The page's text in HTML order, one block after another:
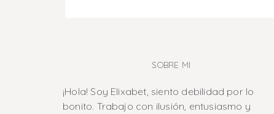
SOBRE MI
¡Hola! Soy Elixabet, siento debilidad por lo
bonito. Trabajo con ilusión, entusiasmo y